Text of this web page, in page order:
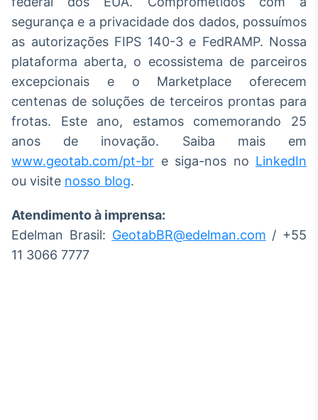
segurança e a privacidade dos dados, possuímos
as autorizações FIPS 140-3 e FedRAMP. Nossa
plataforma aberta, o ecossistema de parceiros
excepcionais e o Marketplace oferecem
centenas de soluções de terceiros prontas para
frotas. Este ano, estamos comemorando 25
anos de inovação. Saiba mais em
www.geotab.com/pt-br e siga-nos no LinkedIn
ou visite nosso blog.
Atendimento à imprensa:
Edelman Brasil: GeotabBR@edelman.com / +55
11 3066 7777